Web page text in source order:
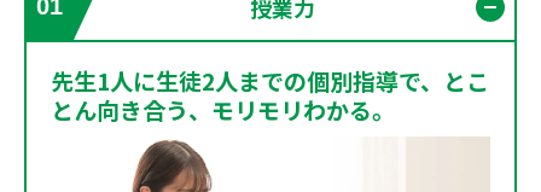
01 授業力
先生1人に生徒2人までの個別指導で、とこ
とん向き合う、モリモリわかる。